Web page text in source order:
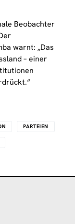
Beobachter
warnt: „Das
– einer
PARTEIEN